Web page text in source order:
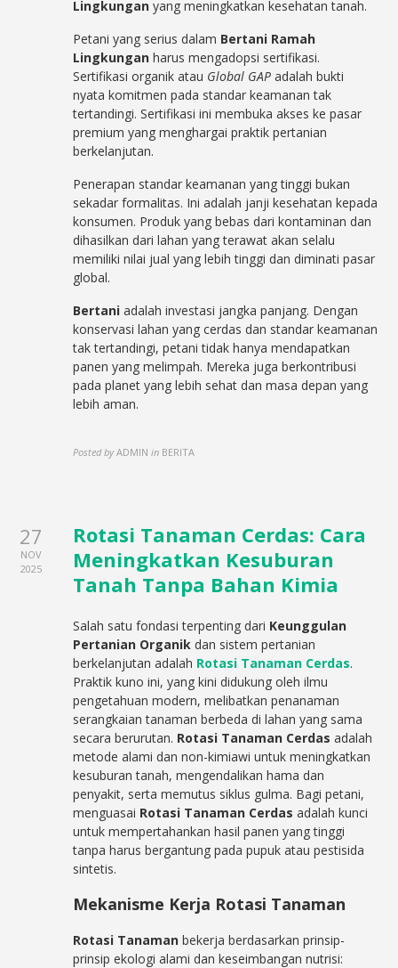
Lingkungan yang meningkatkan kesehatan tanah.
Petani yang serius dalam Bertani Ramah
Lingkungan harus mengadopsi sertifikasi.
Sertifikasi organik atau Global GAP adalah bukti
nyata komitmen pada standar keamanan tak
tertandingi. Sertifikasi ini membuka akses ke pasar
premium yang menghargai praktik pertanian
berkelanjutan.
Penerapan standar keamanan yang tinggi bukan
sekadar formalitas. Ini adalah janji kesehatan kepada
konsumen. Produk yang bebas dari kontaminan dan
dihasilkan dari lahan yang terawat akan selalu
memiliki nilai jual yang lebih tinggi dan diminati pasar
global.
Bertaniadalah investasi jangka panjang. Dengan
konservasi lahan yang cerdas dan standar keamanan
tak tertandingi, petani tidak hanya mendapatkan
panen yang melimpah. Mereka juga berkontribusi
pada planet yang lebih sehat dan masa depan yang
lebih aman.
Posted by ADMIN in BERITA
27
NOV
2025
Rotasi Tanaman Cerdas: Cara
Meningkatkan Kesuburan
Tanah Tanpa Bahan Kimia
Salah satu fondasi terpenting dari Keunggulan
Pertanian Organik dan sistem pertanian
berkelanjutan adalah Rotasi Tanaman Cerdas.
Praktik kuno ini, yang kini didukung oleh ilmu
pengetahuan modern, melibatkan penanaman
serangkaian tanaman berbeda di lahan yang sama
secara berurutan. Rotasi Tanaman Cerdas adalah
metode alami dan non-kimiawi untuk meningkatkan
kesuburan tanah, mengendalikan hama dan
penyakit, serta memutus siklus gulma. Bagi petani,
menguasai Rotasi Tanaman Cerdas adalah kunci
untuk mempertahankan hasil panen yang tinggi
tanpa harus bergantung pada pupuk atau pestisida
sintetis.
Mekanisme Kerja Rotasi Tanaman
Rotasi Tanamanbekerja berdasarkan prinsip-
prinsip ekologi alami dan keseimbangan nutrisi: